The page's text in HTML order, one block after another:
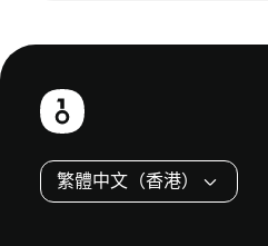
頁
繁體中文（香港）